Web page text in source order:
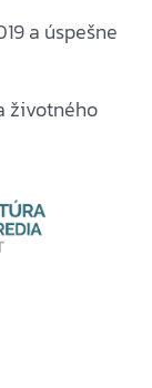
a úspešne
životného